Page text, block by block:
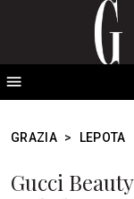
GRAZIA > LEPOTA
Gucci